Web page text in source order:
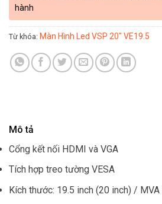
hành
Từ khóa: Màn Hình Led VSP 20" VE19.5
Mô tả
Cổng kết nối HDMI và VGA
Tích hợp treo tường VESA
Kích thước: 19.5 inch (20 inch) / MVA